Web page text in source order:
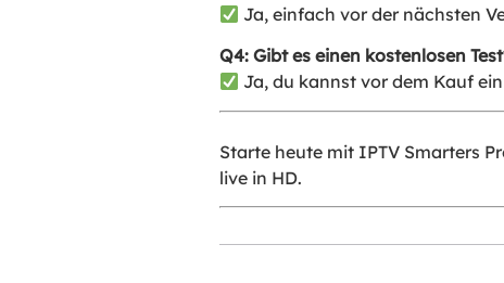
Ja, einfach vor der nächsten
Q4: Gibt es einen kostenlosen
Ja, du kannst vor dem Kauf
Starte heute mit IPTV Smarters
live in HD.